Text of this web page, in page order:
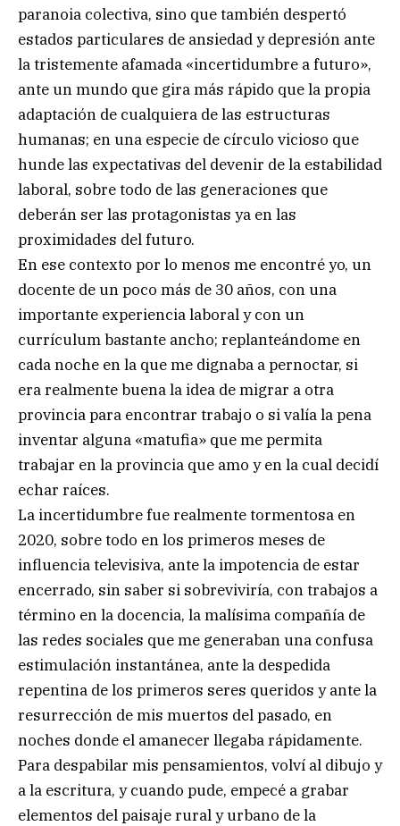
paranoia colectiva, sino que también despertó
estados particulares de ansiedad y depresión ante
la tristemente afamada «incertidumbre a futuro»,
ante un mundo que gira más rápido que la propia
adaptación de cualquiera de las estructuras
humanas; en una especie de círculo vicioso que
hunde las expectativas del devenir de la estabilidad
laboral, sobre todo de las generaciones que
deberán ser las protagonistas ya en las
proximidades del futuro.
En ese contexto por lo menos me encontré yo, un
docente de un poco más de 30 años, con una
importante experiencia laboral y con un
currículum bastante ancho; replanteándome en
cada noche en la que me dignaba a pernoctar, si
era realmente buena la idea de migrar a otra
provincia para encontrar trabajo o si valía la pena
inventar alguna «matufia» que me permita
trabajar en la provincia que amo y en la cual decidí
echar raíces.
La incertidumbre fue realmente tormentosa en
2020, sobre todo en los primeros meses de
influencia televisiva, ante la impotencia de estar
encerrado, sin saber si sobreviviría, con trabajos a
término en la docencia, la malísima compañía de
las redes sociales que me generaban una confusa
estimulación instantánea, ante la despedida
repentina de los primeros seres queridos y ante la
resurrección de mis muertos del pasado, en
noches donde el amanecer llegaba rápidamente.
Para despabilar mis pensamientos, volví al dibujo y
a la escritura, y cuando pude, empecé a grabar
elementos del paisaje rural y urbano de la